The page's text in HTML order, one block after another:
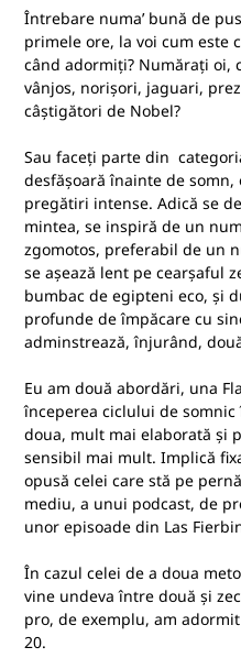
Întrebare numa’ bună de
primele ore, la voi cum este
când adormiți? Numărați oi,
vânjos, norișori, jaguari,
câștigători de Nobel?
Sau faceți parte din
desfășoară înainte de
pregătiri intense. Adică se
mintea, se inspiră de un
zgomotos, preferabil de un
se așează lent pe cearșaful
bumbac de egipteni eco, și
profunde de împăcare cu
adminstrează, înjurând,
Eu am două abordări, una
începerea ciclului de
doua, mult mai elaborată și
sensibil mai mult. Implică
opusă celei care stă pe
mediu, a unui podcast, de
unor episoade din Las
În cazul celei de a doua
vine undeva între două și
pro, de exemplu, am
20.